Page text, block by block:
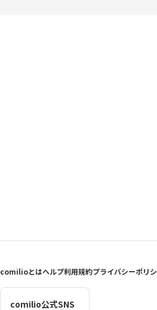
comilioとはヘルプ利用規約プライバシーポリ
comilio公式SNS